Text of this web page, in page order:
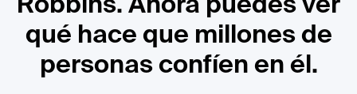
Robbins. Ahora puedes ver
qué hace que millones de
personas confíen en él.